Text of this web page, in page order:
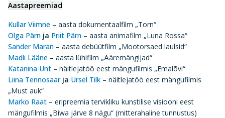
Aastapreemiad
Kullar Viimne – aasta dokumentaalfilm „Torn“
Olga Pärn ja Priit Pärn – aasta animafilm „Luna Rossa“
Sander Maran – aasta debüütfilm „Mootorsaed laulsid“
Madli Lääne – aasta lühifilm „Ääremängijad“
Katariina Unt – näitlejatöö eest mängufilmis „Emalõvi“
Liina Tennosaarja Ursel Tilk – näitlejatöö eest mängufilmis
„Must auk“
Marko Raat – eripreemia tervikliku kunstilise visiooni eest
mängufilmis „Biwa järve 8 nägu“ (mitterahaline tunnustus)